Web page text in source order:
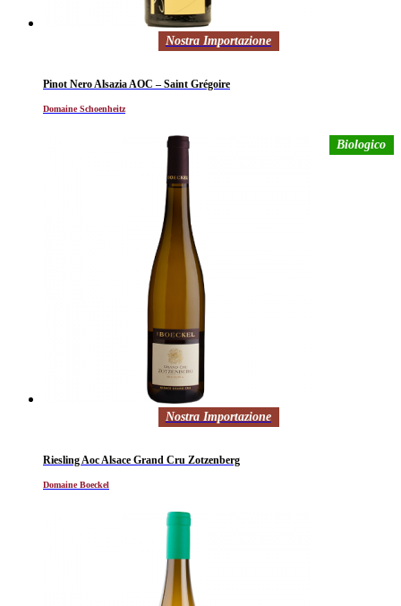
Nostra Importazione
Pinot Nero Alsazia AOC – Saint Grégoire
Domaine Schoenheitz
Biologico
Nostra Importazione
Riesling Aoc Alsace Grand Cru Zotzenberg
Domaine Boeckel